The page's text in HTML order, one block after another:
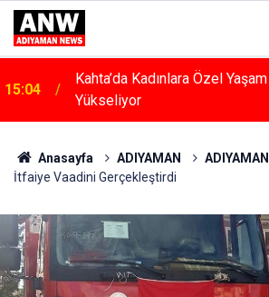
15:04
Kahta’da Kadınlara Özel
Yükseliyor
Anasayfa ADIYAMAN ADIYAMAN
İtfaiye Vaadini Gerçekleştirdi